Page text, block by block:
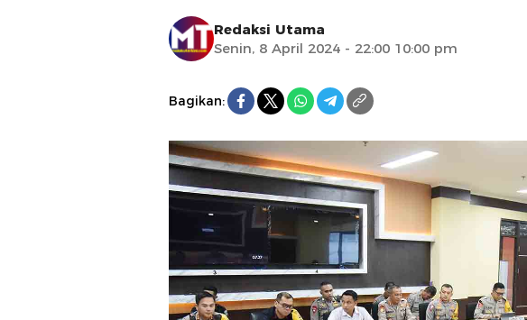
Redaksi Utama
Senin, 8 April 2024 - 22:00 10:00 pm
Bagikan: